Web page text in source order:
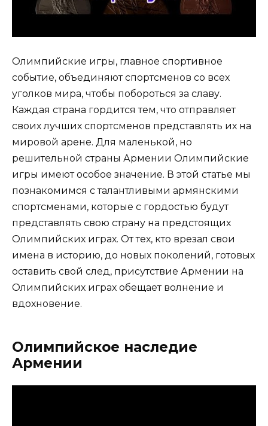
Олимпийские игры, главное спортивное
событие, объединяют спортсменов со всех
уголков мира, чтобы побороться за славу.
Каждая страна гордится тем, что отправляет
своих лучших спортсменов представлять их на
мировой арене. Для маленькой, но
решительной страны Армении Олимпийские
игры имеют особое значение. В этой статье мы
познакомимся с талантливыми армянскими
спортсменами, которые с гордостью будут
представлять свою страну на предстоящих
Олимпийских играх. От тех, кто врезал свои
имена в историю, до новых поколений, готовых
оставить свой след, присутствие Армении на
Олимпийских играх обещает волнение и
вдохновение.
Олимпийское наследие
Армении